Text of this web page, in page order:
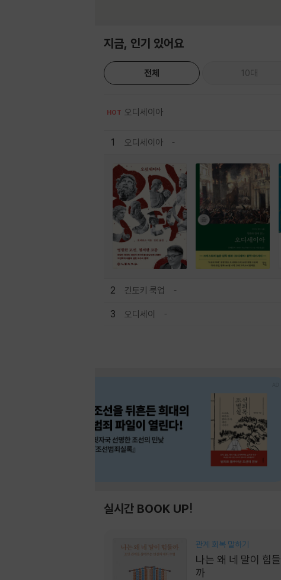
지금, 인기 있어요
전체 10대
HOT 오디세이아
1 오디세이아
2 긴토키 룩업
3 오디세이
실시간 BOOK UP!
관계 회복 말하기
나는 왜 네 말이 힘들
까